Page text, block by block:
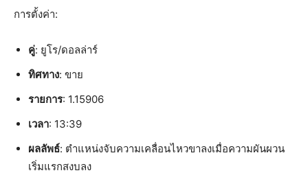
การตั้งค่า:
คู่: ยูโร/ดอลล่าร์
ทิศทาง: ขาย
รายการ: 1.15906
เวลา: 13:39
ผลลัพธ์: ตำแหน่งจับความเคลื่อนไหวขาลงเมื่อความผันผวน
เริ่มแรกสงบลง